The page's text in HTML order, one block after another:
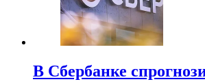
В Сбербанке